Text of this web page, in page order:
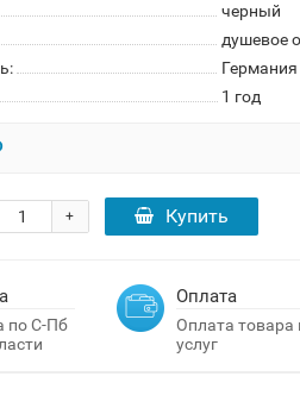
черный
душевое
Германия
1 год
+ Купить
по С-Пб
Оплата
Оплата товара
услуг